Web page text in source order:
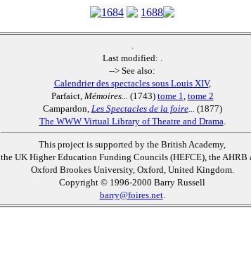
1684
1688
.
Last modified: .
--> See also:
Calendrier des spectacles sous Louis XIV,
Parfaict, Mémoires... (1743) tome 1, tome 2
Campardon, Les Spectacles de la foire... (1877)
The WWW Virtual Library of Theatre and Drama.
This project is supported by the British Academy,
the UK Higher Education Funding Councils (HEFCE), the AHRB
Oxford Brookes University, Oxford, United Kingdom.
Copyright © 1996-2000 Barry Russell
barry@foires.net.